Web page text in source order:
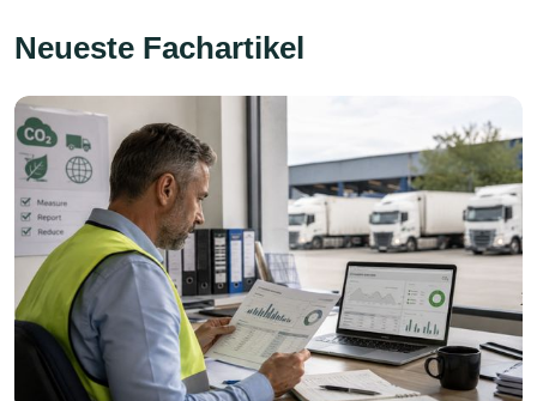
Neueste Fachartikel